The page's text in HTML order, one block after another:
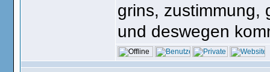
grins, zustimmung,
und deswegen